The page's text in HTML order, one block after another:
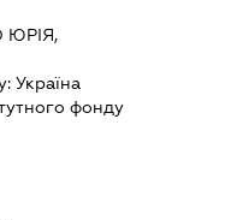
ЮРІЯ,
Україна
фонду